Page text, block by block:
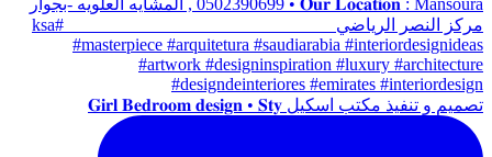
تصميم و تنفيذ مكتب اسكيل 𝐆𝐢𝐫𝐥 𝐁𝐞𝐝𝐫𝐨𝐨𝐦 𝐝𝐞𝐬𝐢𝐠𝐧 • 𝐒𝐭𝐲